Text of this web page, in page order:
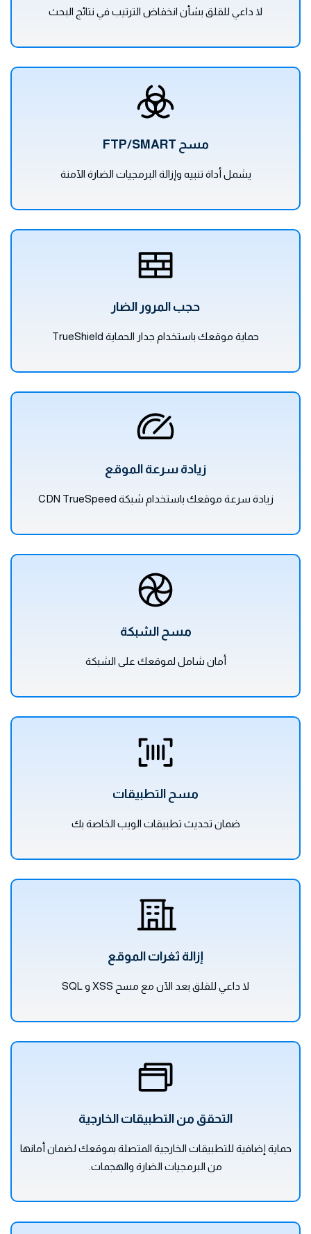
لا داعي للقلق بشأن انخفاض الترتيب في نتائج البحث
مسح FTP/SMART
يشمل أداة تنبيه وإزالة البرمجيات الضارة الآمنة
حجب المرور الضار
حماية موقعك باستخدام جدار الحماية TrueShield
زيادة سرعة الموقع
زيادة سرعة موقعك باستخدام شبكة CDN TrueSpeed
مسح الشبكة
أمان شامل لموقعك على الشبكة
مسح التطبيقات
ضمان تحديث تطبيقات الويب الخاصة بك
إزالة ثغرات الموقع
لا داعي للقلق بعد الآن مع مسح XSS و SQL
التحقق من التطبيقات الخارجية
حماية إضافية للتطبيقات الخارجية المتصلة بموقعك لضمان أمانها
من البرمجيات الضارة والهجمات.